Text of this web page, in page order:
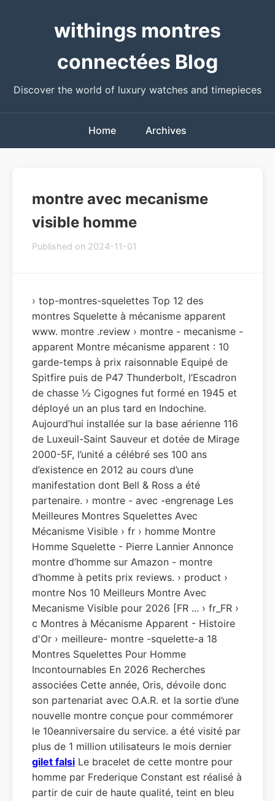
withings montres
connectées Blog
Discover the world of luxury watches and timepieces
Home Archives
montre avec mecanisme
visible homme
Published on 2024-11-01
› top-montres-squelettes Top 12 des
montres Squelette à mécanisme apparent
www. montre .review › montre - mecanisme -
apparent Montre mécanisme apparent : 10
garde-temps à prix raisonnable Equipé de
Spitfire puis de P47 Thunderbolt, l’Escadron
de chasse ½ Cigognes fut formé en 1945 et
déployé un an plus tard en Indochine.
Aujourd’hui installée sur la base aérienne 116
de Luxeuil-Saint Sauveur et dotée de Mirage
2000-5F, l’unité a célébré ses 100 ans
d’existence en 2012 au cours d’une
manifestation dont Bell & Ross a été
partenaire. › montre - avec -engrenage Les
Meilleures Montres Squelettes Avec
Mécanisme Visible › fr › homme Montre
Homme Squelette - Pierre Lannier Annonce
montre d’homme sur Amazon - montre
d’homme à petits prix reviews. › product ›
montre Nos 10 Meilleurs Montre Avec
Mecanisme Visible pour 2026 [FR ... › fr_FR ›
c Montres à Mécanisme Apparent - Histoire
d'Or › meilleure- montre -squelette-a 18
Montres Squelettes Pour Homme
Incontournables En 2026 Recherches
associées Cette année, Oris, dévoile donc
son partenariat avec O.A.R. et la sortie d’une
nouvelle montre conçue pour commémorer
le 10eanniversaire du service. a été visité par
plus de 1 million utilisateurs le mois dernier
gilet falsi Le bracelet de cette montre pour
homme par Frederique Constant est réalisé à
partir de cuir de haute qualité, teint en bleu